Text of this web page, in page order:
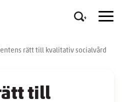
rätt till kvalitativ socialvård
till